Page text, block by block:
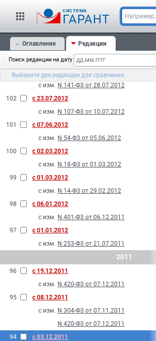
cистема
ГАРАНТ Например,
Оглавление Редакции
Поиск редакции на дату
Выберите две редакции для сравнения
N 121-Ф3 от 20.07.2012
105
с 14.11.2012
с изм. N 190-Ф3 от 12.11.2012
104
с 28.10.2012
с изм. N 172-Ф3 от 16.10.2012
103
с 10.08.2012
с изм. N 141-Ф3 от 28.07.2012
102
с 23.07.2012
с изм. N 107-Ф3 от 10.07.2012
101
с 07.06.2012
с изм. N 54-Ф3 от 05.06.2012
100
с 02.03.2012
с изм. N 18-Ф3 от 01.03.2012
99
с 01.03.2012
с изм. N 14-Ф3 от 29.02.2012
98
с 06.01.2012
с изм. N 401-Ф3 от 06.12.2011
97
с 01.01.2012
с изм. N 253-Ф3 от 21.07.2011
2011
96
с 19.12.2011
с изм. N 420-Ф3 от 07.12.2011
95
с 08.12.2011
с изм. N 304-Ф3 от 07.11.2011
N 420-Ф3 от 07.12.2011
94
с 03.12.2011